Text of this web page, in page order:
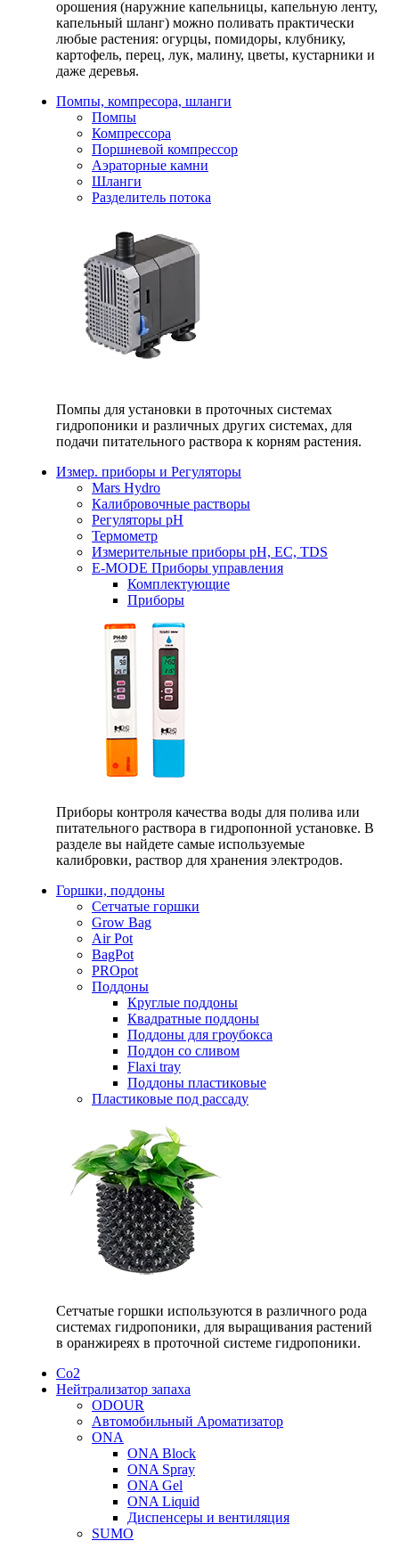
орошения (наружние капельницы, капельную ленту,
капельный шланг) можно поливать практически
любые растения: огурцы, помидоры, клубнику,
картофель, перец, лук, малину, цветы, кустарники и
даже деревья.
Помпы, компресора, шланги
Помпы
Компрессора
Поршневой компрессор
Аэраторные камни
Шланги
Разделитель потока
Помпы для установки в проточных системах
гидропоники и различных других системах, для
подачи питательного раствора к корням растения.
Измер. приборы и Регуляторы
Mars Hydro
Калибровочные растворы
Регуляторы рН
Термометр
Измерительные приборы pH, EC, TDS
E-MODE Приборы управления
Комплектующие
Приборы
Приборы контроля качества воды для полива или
питательного раствора в гидропонной установке. В
разделе вы найдете самые используемые
калибровки, раствор для хранения электродов.
Горшки, поддоны
Сетчатые горшки
Grow Bag
Air Pot
BagPot
PROpot
Поддоны
Круглые поддоны
Квадратные поддоны
Поддоны для гроубокса
Поддон со сливом
Flaxi tray
Поддоны пластиковые
Пластиковые под рассаду
Сетчатые горшки используются в различного рода
системах гидропоники, для выращивания растений
в оранжиреях в проточной системе гидропоники.
Со2
Нейтрализатор запаха
ODOUR
Автомобильный Ароматизатор
ONA
ONA Block
ONA Spray
ONA Gel
ONA Liquid
Диспенсеры и вентиляция
SUMO